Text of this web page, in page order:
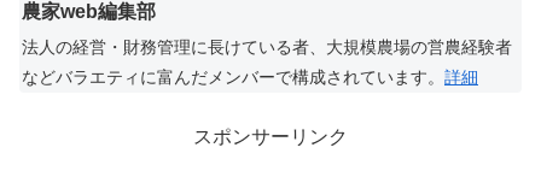
農家web編集部
法人の経営・財務管理に長けている者、大規模農場の営農経験者
などバラエティに富んだメンバーで構成されています。 詳細
スポンサーリンク